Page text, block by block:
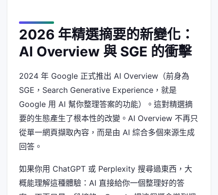
2026 年精選摘要的新變化：
AI Overview 與 SGE 的衝擊
2024 年 Google 正式推出 AI Overview（前身為
SGE，Search Generative Experience，就是
Google 用 AI 幫你整理答案的功能）。這對精選摘
要的生態產生了根本性的改變。AI Overview 不再只
從單一網頁擷取內容，而是由 AI 綜合多個來源生成
回答。
如果你用 ChatGPT 或 Perplexity 搜尋過東西，大
概能理解這種體驗：AI 直接給你一個整理好的答